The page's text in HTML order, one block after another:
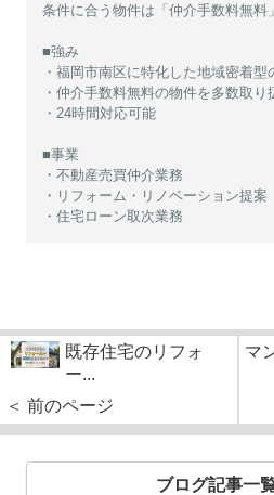
条件に合う物件は「仲介手数料無料
■強み
・福岡市南区に特化した地域密着型
・仲介手数料無料の物件を多数取り
・24時間対応可能
■事業
・不動産売買仲介業務
・リフォーム・リノベーション提案
・住宅ローン取次業務
既存住宅のリフォ
ー...
＜ 前のページ
マ
ブログ記事一